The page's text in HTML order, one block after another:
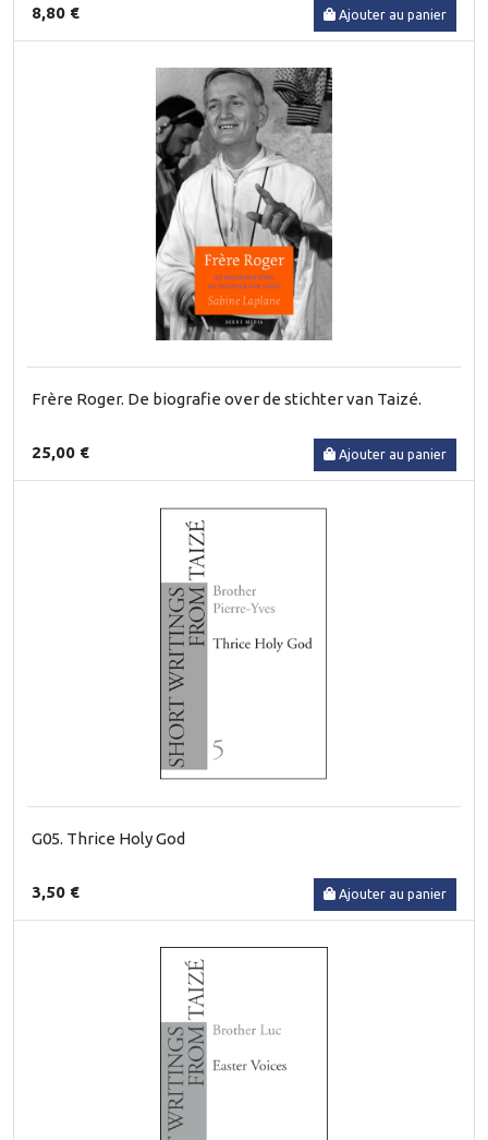
8,80 € Ajouter au panier
Frère Roger. De biografie over de stichter van Taizé.
25,00 € Ajouter au panier
G05. Thrice Holy God
3,50 € Ajouter au panier